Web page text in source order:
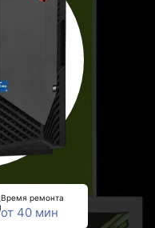
Время ремонта
от 40 мин